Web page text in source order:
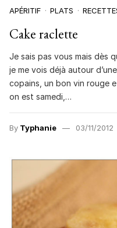
APÉRITIF PLATS
Cake raclette
Je sais pas vous mais dès
je me vois déjà autour
copains, un bon vin rouge
on est samedi,…
By Typhanie 03/11/2012